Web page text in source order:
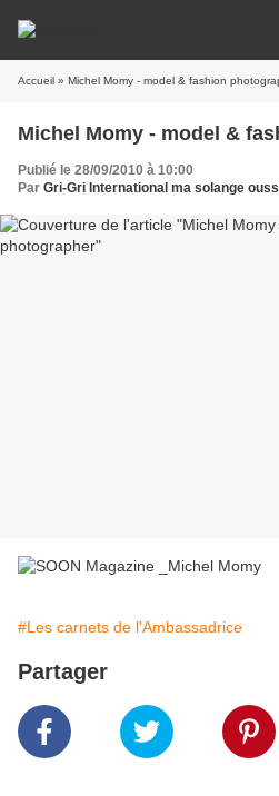
Accueil » Michel Momy - model & fashion
Michel Momy - model &
Publié le 28/09/2010 à 10:00
Par Gri-Gri International ma solange
#Les carnets de l'Ambassadrice
Partager